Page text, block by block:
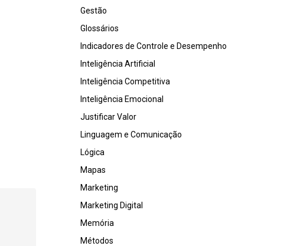
Gestão
Glossários
Indicadores de Controle e Desempenho
Inteligência Artificial
Inteligência Competitiva
Inteligência Emocional
Justificar Valor
Linguagem e Comunicação
Lógica
Mapas
Marketing
Marketing Digital
Memória
Métodos